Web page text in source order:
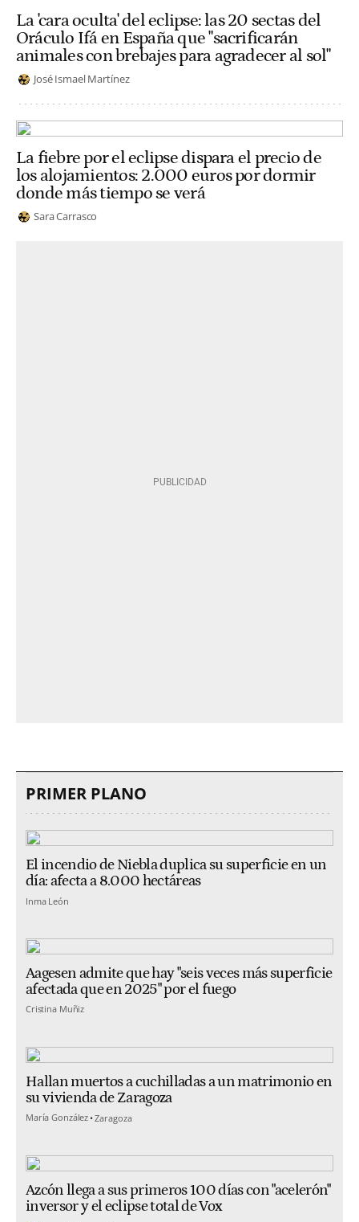
La 'cara oculta' del eclipse: las 20 sectas del
Oráculo Ifá en España que "sacrificarán
animales con brebajes para agradecer al sol"
José Ismael Martínez
La fiebre por el eclipse dispara el precio de
los alojamientos: 2.000 euros por dormir
donde más tiempo se verá
Sara Carrasco
PRIMER PLANO
El incendio de Niebla duplica su superficie en un
día: afecta a 8.000 hectáreas
Inma León
Aagesen admite que hay "seis veces más superficie
afectada que en 2025" por el fuego
Cristina Muñiz
Hallan muertos a cuchilladas a un matrimonio en
su vivienda de Zaragoza
María González Zaragoza
Azcón llega a sus primeros 100 días con "acelerón"
inversor y el eclipse total de Vox